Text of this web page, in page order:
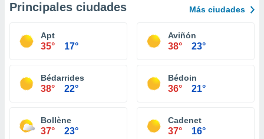
Principales ciudades Más ciudades
Apt
35° 17°
Aviñón
38° 23°
Bédarrides
38° 22°
Bédoin
36° 21°
Bollène
37° 23°
Cadenet
37° 16°